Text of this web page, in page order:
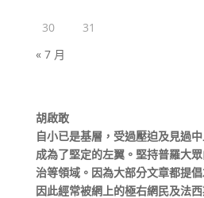
30
31
« 7 月
胡啟敢
自小已是基層，受過壓迫及見過
成為了堅定的左翼。堅持普羅大
治等領域。因為大部分文章都提
因此經常被網上的極右網民及法